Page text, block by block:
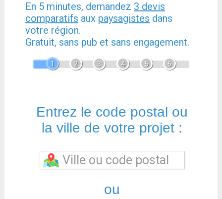
En 5 minutes, demandez 3 devis
comparatifs aux paysagistes dans
votre région.
Gratuit, sans pub et sans engagement.
1 2 3 4 5 6
Entrez le code postal ou
la ville de votre projet :
ou